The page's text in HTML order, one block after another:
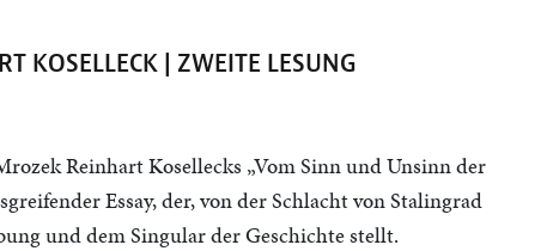
KOSELLECK | ZWEITE LESUNG
Reinhart Kosellecks „Vom Sinn und Unsinn der
Essay, der, von der Schlacht von Stalingrad
und dem Singular der Geschichte stellt.